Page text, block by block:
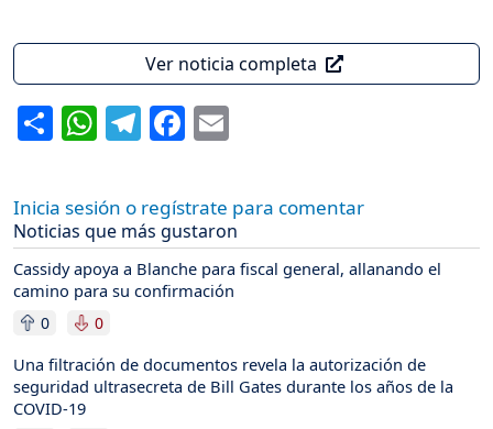
Ver noticia completa
ShareWhatsApp
Telegram
Facebook
Inicia sesión o regístrate para comentar
Noticias que más gustaron
Cassidy apoya a Blanche para fiscal general, allanando el
camino para su confirmación
0 0
Una filtración de documentos revela la autorización de
seguridad ultrasecreta de Bill Gates durante los años de la
COVID-19